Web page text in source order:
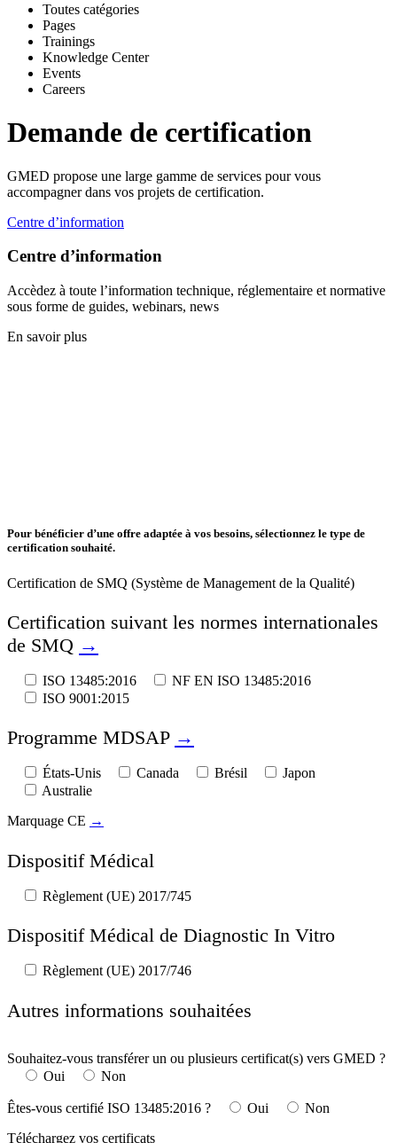
Toutes catégories
Pages
Trainings
Knowledge Center
Events
Careers
Demande de certification
GMED propose une large gamme de services pour vous
accompagner dans vos projets de certification.
Centre d’information
Centre d’information
Accèdez à toute l’information technique, réglementaire et normative
sous forme de guides, webinars, news
En savoir plus
Pour bénéficier d’une offre adaptée à vos besoins, sélectionnez le type de
certification souhaité.
Certification de SMQ (Système de Management de la Qualité)
Certification suivant les normes internationales
de SMQ →
ISO 13485:2016
NF EN ISO 13485:2016
ISO 9001:2015
Programme MDSAP →
États-Unis Canada Brésil
Japon
Australie
Marquage CE →
Dispositif Médical
Règlement (UE) 2017/745
Dispositif Médical de Diagnostic In Vitro
Règlement (UE) 2017/746
Autres informations souhaitées
Souhaitez-vous transférer un ou plusieurs certificat(s) vers GMED ?
Oui
Non
Êtes-vous certifié ISO 13485:2016 ? Oui
Non
Téléchargez vos certificats